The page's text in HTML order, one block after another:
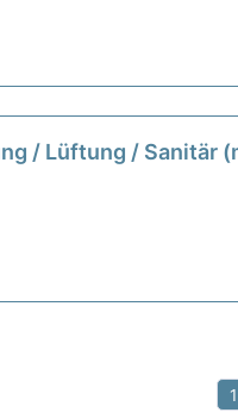
/ Lüftung / Sanitär
1